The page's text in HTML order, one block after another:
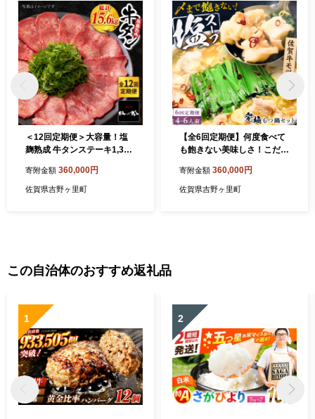
＜12回定期便＞大容量！塩
麹熟成 牛タンステーキ1,300
45]
寄附金額 360,000円
佐賀県吉野ヶ里町
【全6回定期便】何度食べて
も飽きない美味しさ！こだわ
1kg(250g×4) 4～6人前 スー
プ・ちゃんぽん麺付 吉野ヶ
寄附金額 360,000円
佐賀県吉野ヶ里町
この自治体のおすすめ返礼品
1 2